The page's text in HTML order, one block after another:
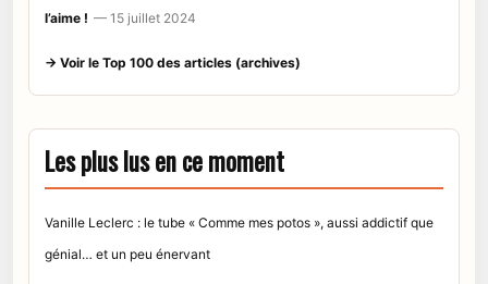
l’aime ! — 15 juillet 2024
→ Voir le Top 100 des articles (archives)
Les plus lus en ce moment
Vanille Leclerc : le tube « Comme mes potos », aussi addictif que
génial… et un peu énervant